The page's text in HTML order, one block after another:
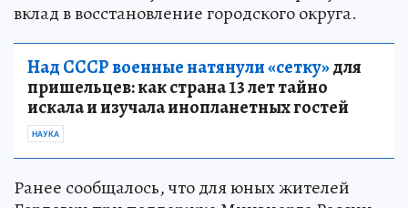
вклад в восстановление городского округа.
Над СССР военные натянули «сетку»для
пришельцев: как страна 13 лет тайно
искала и изучала инопланетных гостей
НАУКА
Ранее сообщалось, что для юных жителей